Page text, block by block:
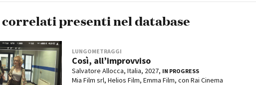
presenti nel database
LUNGOMETRAGGI
Così, all’improvviso
Salvatore Allocca, Italia, 2027, IN PROGRESS
Mia Film srl, Helios Film, Emma Film, con Rai Cinema